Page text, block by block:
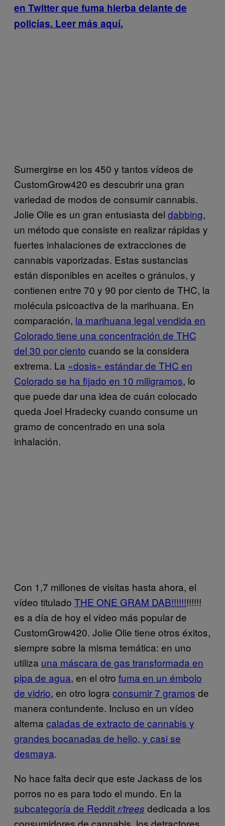
en Twitter que fuma hierba delante de
policías. Leer más aquí.
Sumergirse en los 450 y tantos vídeos de
CustomGrow420 es descubrir una gran
variedad de modos de consumir cannabis.
Jolie Olie es un gran entusiasta del dabbing,
un método que consiste en realizar rápidas y
fuertes inhalaciones de extracciones de
cannabis vaporizadas. Estas sustancias
están disponibles en aceites o gránulos, y
contienen entre 70 y 90 por ciento de THC, la
molécula psicoactiva de la marihuana. En
comparación, la marihuana legal vendida en
Colorado tiene una concentración de THC
del 30 por ciento cuando se la considera
extrema. La «dosis» estándar de THC en
Colorado se ha fijado en 10 miligramos, lo
que puede dar una idea de cuán colocado
queda Joel Hradecky cuando consume un
gramo de concentrado en una sola
inhalación.
Con 1,7 millones de visitas hasta ahora, el
vídeo titulado THE ONE GRAM DAB!!!!!!!!!!!!
es a día de hoy el video más popular de
CustomGrow420. Jolie Olie tiene otros éxitos,
siempre sobre la misma temática: en uno
utiliza una máscara de gas transformada en
pipa de agua, en el otro fuma en un émbolo
de vidrio, en otro logra consumir 7 gramos de
manera contundente. Incluso en un vídeo
alterna caladas de extracto de cannabis y
grandes bocanadas de helio, y casi se
desmaya.
No hace falta decir que este Jackass de los
porros no es para todo el mundo. En la
subcategoría de Redditr/trees dedicada a los
consumidores de cannabis, los detractores